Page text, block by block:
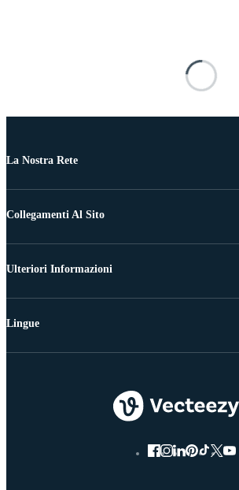
La Nostra Rete
Collegamenti Al Sito
Ulteriori Informazioni
Lingue